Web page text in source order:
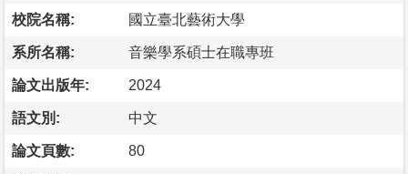
校院名稱: 國立臺北藝術大學
系所名稱: 音樂學系碩士在職專班
論文出版年: 2024
語文別: 中文
論文頁數: 80